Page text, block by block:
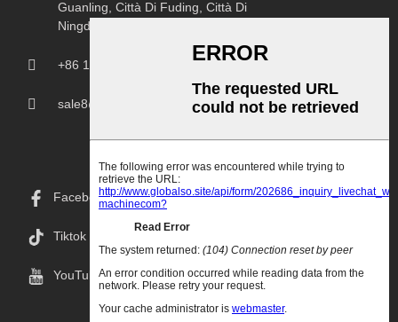
Guanling, Città Di Fuding, Città Di
Ningde, Provincia Del Fujian.
+86 18150207107
sale8@chprintingmachine.com
Facebook
Tiktok
YouTube